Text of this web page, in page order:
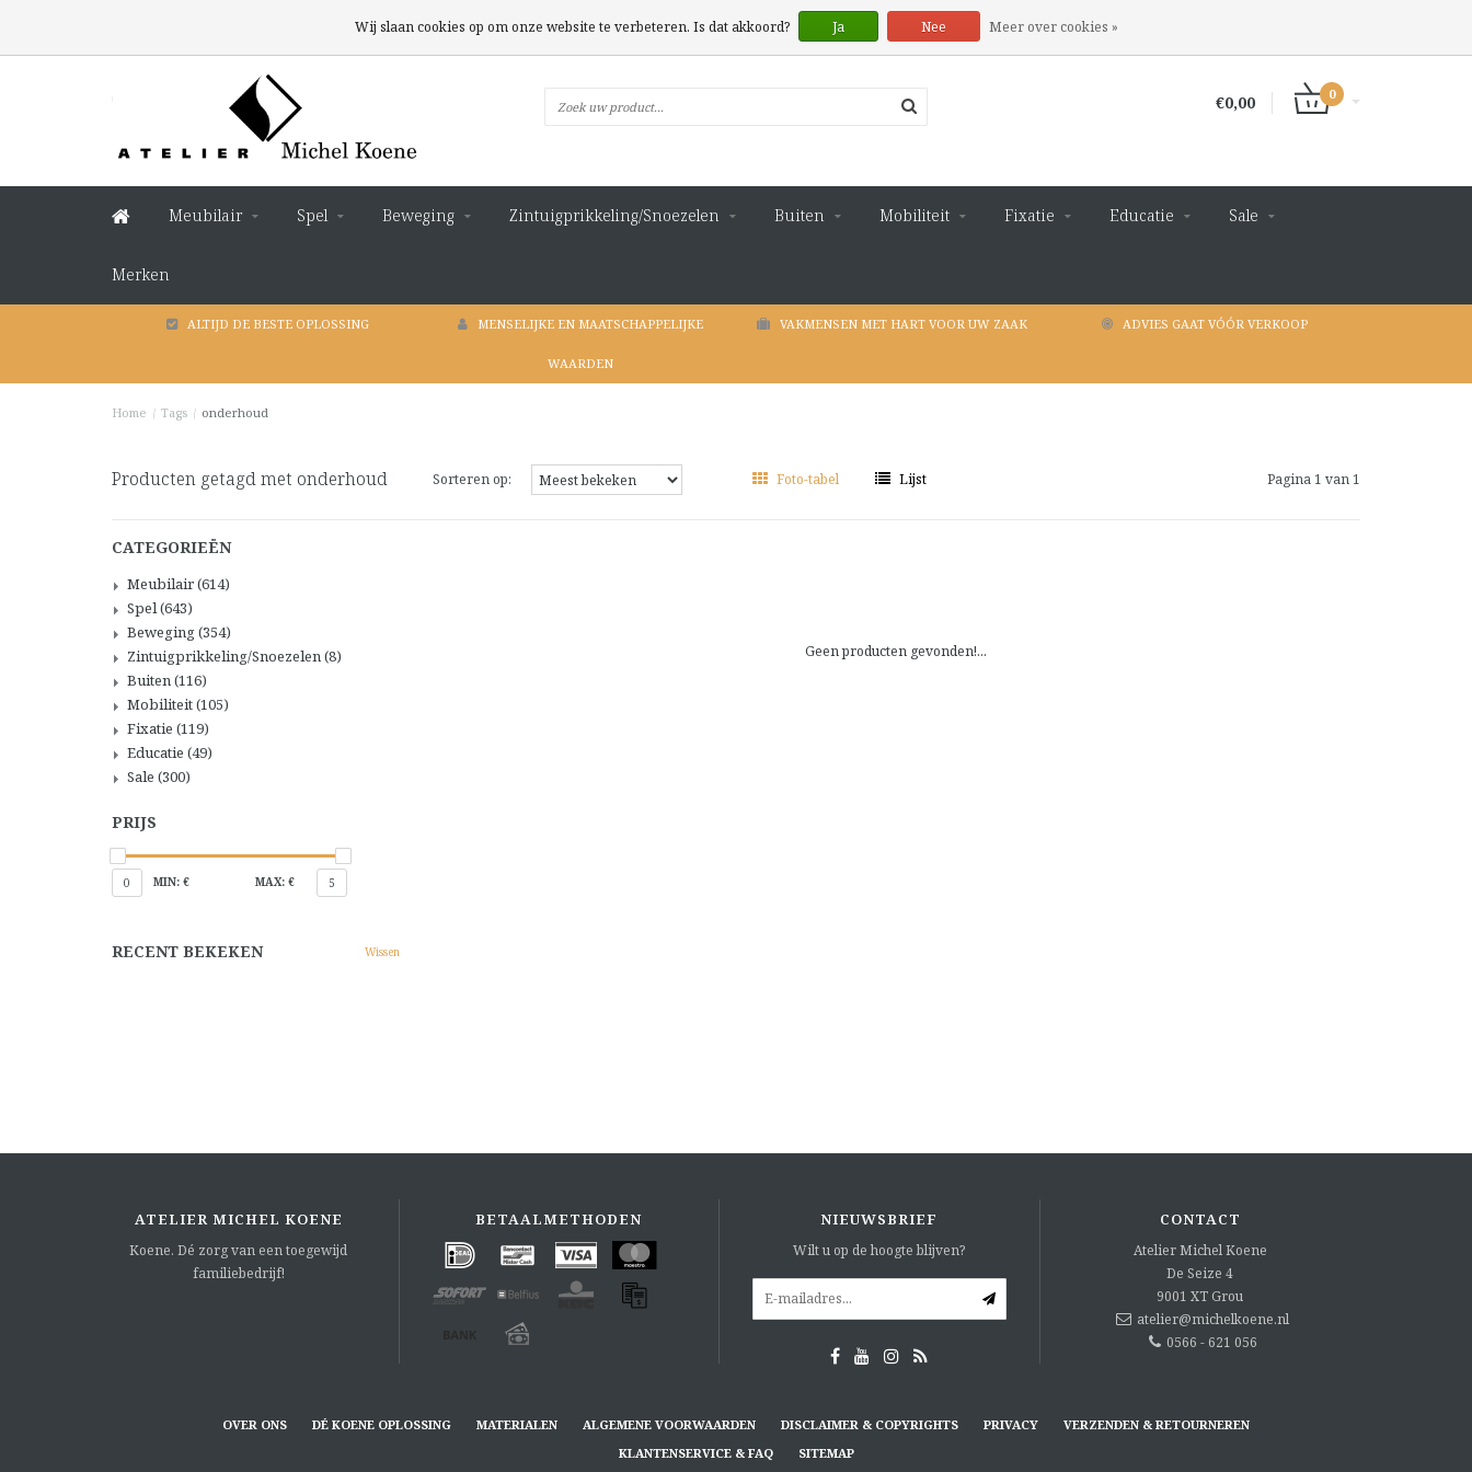
€0,00 0
Meubilair Spel Beweging Zintuigprikkeling/Snoezelen Buiten Mobiliteit Fixatie Educatie Sale
Merken
ALTIJD DE BESTE OPLOSSING MENSELIJKE EN MAATSCHAPPELIJKE
WAARDEN
VAKMENSEN MET HART VOOR UW ZAAK ADVIES GAAT VÓÓR VERKOOP
Home / Tags / onderhoud
Producten getagd met onderhoud Sorteren op: Foto-tabel Lijst Pagina 1 van 1
CATEGORIEËN
Meubilair(614)
Spel(643)
Beweging(354)
Zintuigprikkeling/Snoezelen(8)
Buiten(116)
Mobiliteit(105)
Fixatie (119)
Educatie (49)
Sale (300)
PRIJS
0 MIN: € MAX: € 5
RECENT BEKEKEN Wissen
Geen producten gevonden!...
ATELIER MICHEL KOENE
Koene. Dé zorg van een toegewijd
familiebedrijf!
BETAALMETHODEN NIEUWSBRIEF
Wilt u op de hoogte blijven?
CONTACT
Atelier Michel Koene
De Seize 4
9001 XT Grou
atelier@michelkoene.nl
0566 - 621 056
OVER ONS DÉ KOENE OPLOSSING MATERIALEN ALGEMENE VOORWAARDEN DISCLAIMER & COPYRIGHTS PRIVACY
VERZENDEN & RETOURNEREN
KLANTENSERVICE & FAQ
SITEMAP
Wij slaan cookies op om onze website te verbeteren. Is dat akkoord? Ja Nee Meer over cookies »